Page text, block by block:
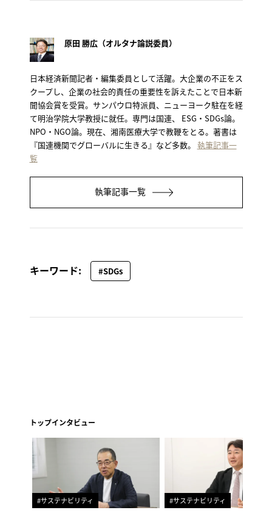
原田 勝広（オルタナ論説委員）
日本経済新聞記者・編集委員として活躍。大企業の不正をス
クープし、企業の社会的責任の重要性を訴えたことで日本新
聞協会賞を受賞。サンパウロ特派員、ニューヨーク駐在を経
て明治学院大学教授に就任。専門は国連、 ESG・SDGs論。
NPO・NGO論。現在、湘南医療大学で教鞭をとる。著書は
『国連機関でグローバルに生きる』など多数。 執筆記事一
覧
執筆記事一覧
キーワード: #SDGs
トップインタビュー
#サステナビリティ #サステナビリティ